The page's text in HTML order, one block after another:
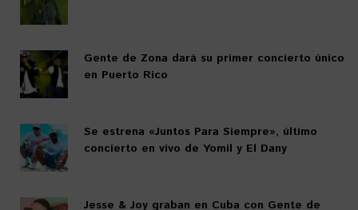
Gente de Zona dará su primer concierto único
en Puerto Rico
Se estrena «Juntos Para Siempre», último
concierto en vivo de Yomil y El Dany
Jesse & Joy graban en Cuba con Gente de